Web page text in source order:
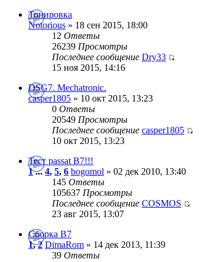
Тонировка
Notorious » 18 сен 2015, 18:00
12 Ответы
26239 Просмотры
Последнее сообщение Dry33
15 ноя 2015, 14:16
DSG7. Mechatronic.
casper1805 » 10 окт 2015, 13:23
0 Ответы
20549 Просмотры
Последнее сообщение casper1805
10 окт 2015, 13:23
Тест passat B7!!!
1...4, 5, 6 bogomol » 02 дек 2010, 13:40
145 Ответы
105637 Просмотры
Последнее сообщение COSMOS
23 авг 2015, 13:07
Сборка B7
1,2 DimaRom » 14 дек 2013, 11:39
39 Ответы